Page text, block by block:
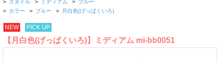
> スタイル > ミディアム > ブルー
> カラー > ブルー > 月白色(げっぱくいろ)
NEW PICK UP
【月白色(げっぱくいろ)】ミディアム mi-bb0051